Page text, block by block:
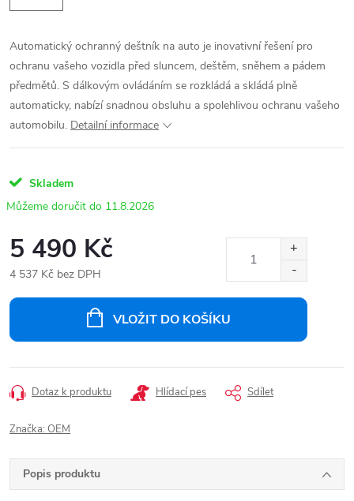
Automatický ochranný deštník na auto je inovativní řešení pro
ochranu vašeho vozidla před sluncem, deštěm, sněhem a pádem
předmětů. S dálkovým ovládáním se rozkládá a skládá plně
automaticky, nabízí snadnou obsluhu a spolehlivou ochranu vašeho
automobilu. Detailní informace
Skladem
11.8.2026
5 490 Kč
4 537 Kč bez DPH
VLOŽIT DO KOŠÍKU
Dotaz k produktu Hlídací pes Sdílet
Značka: OEM
Popis produktu